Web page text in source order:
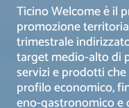
Ticino Welcome è il
promozione
trimestrale
target medio-alto di
servizi e prodotti
profilo economico,
eno-gastronomico e